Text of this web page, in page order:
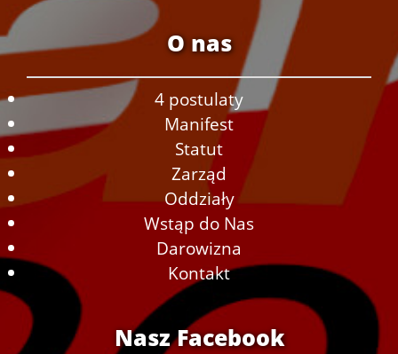
O nas
4 postulaty
Manifest
Statut
Zarząd
Oddziały
Wstąp do Nas
Darowizna
Kontakt
Nasz Facebook